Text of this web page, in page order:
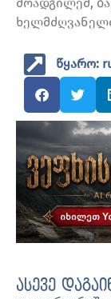
მოადგილემ,
წყარო:
ასევე